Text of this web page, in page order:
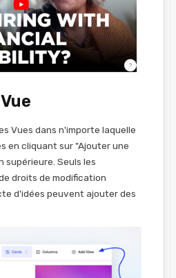
Vues dans n'importe laquelle
en cliquant sur "Ajouter une
supérieure. Seuls les
droits de modification
d'idées peuvent ajouter des